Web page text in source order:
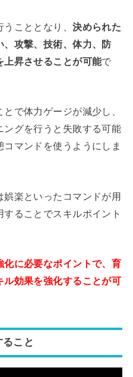
うこととなり、決められた
攻撃、技術、体力、防
上昇させることが可能で
で体力ゲージが減少し、
グを行うと失敗する可能
マンドを使うようにしま
楽といったコマンドが用
ることでスキルポイント
化に必要なポイントで、育
ル効果を強化することが可
こと